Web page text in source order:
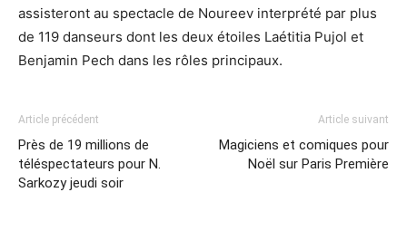
assisteront au spectacle de Noureev interprété par plus
de 119 danseurs dont les deux étoiles Laétitia Pujol et
Benjamin Pech dans les rôles principaux.
Article précédent
Près de 19 millions de
téléspectateurs pour N.
Sarkozy jeudi soir
Article suivant
Magiciens et comiques pour
Noël sur Paris Première